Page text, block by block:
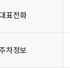
대표전화
차정보